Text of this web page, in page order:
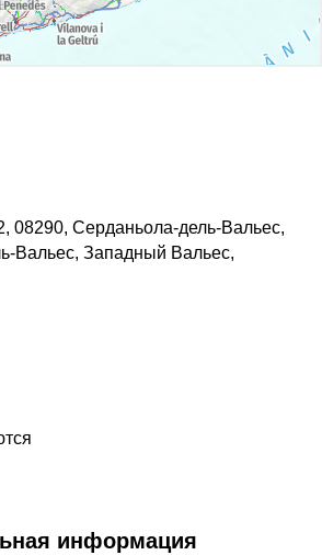
08290, Серданьола-дель-Вальес,
Вальес, Западный Вальес,
информация